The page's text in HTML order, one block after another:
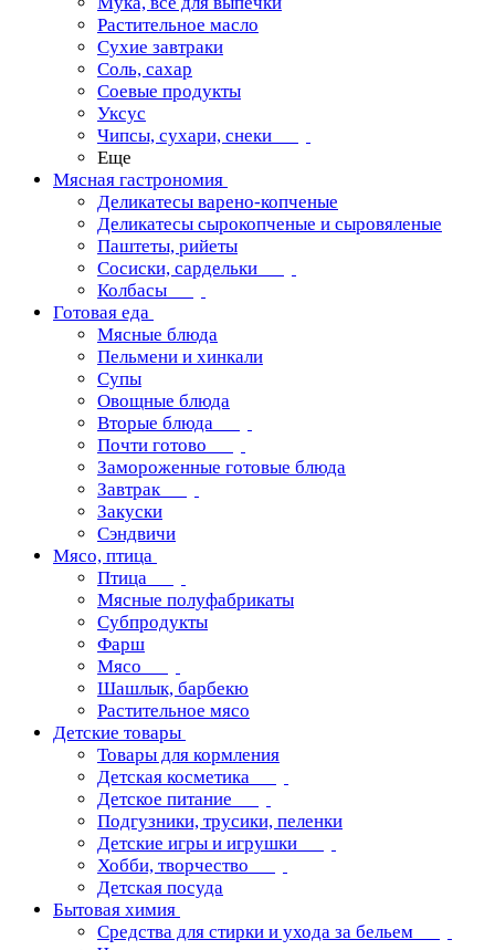
Растительное масло
Сухие завтраки
Соль, сахар
Соевые продукты
Уксус
Чипсы, сухари, снеки
Еще
Мясная гастрономия
Деликатесы варено-копченые
Деликатесы сырокопченые и сыровяленые
Паштеты, рийеты
Сосиски, сардельки
Колбасы
Готовая еда
Мясные блюда
Пельмени и хинкали
Супы
Овощные блюда
Вторые блюда
Почти готово
Замороженные готовые блюда
Завтрак
Закуски
Сэндвичи
Мясо, птица
Птица
Мясные полуфабрикаты
Субпродукты
Фарш
Мясо
Шашлык, барбекю
Растительное мясо
Детские товары
Товары для кормления
Детская косметика
Детское питание
Подгузники, трусики, пеленки
Детские игры и игрушки
Хобби, творчество
Детская посуда
Бытовая химия
Средства для стирки и ухода за бельем